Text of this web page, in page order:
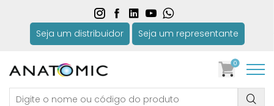
Seja um distribuidor Seja um representante
0